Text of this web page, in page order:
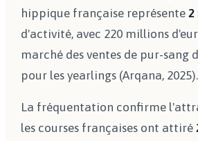
hippique française représente 2
d'activité, avec 220 millions
marché des ventes de pur-sang
pour les yearlings (Arqana, 2025).
La fréquentation confirme
les courses françaises ont attiré